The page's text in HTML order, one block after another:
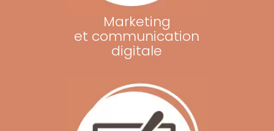
Marketing
et communication
digitale